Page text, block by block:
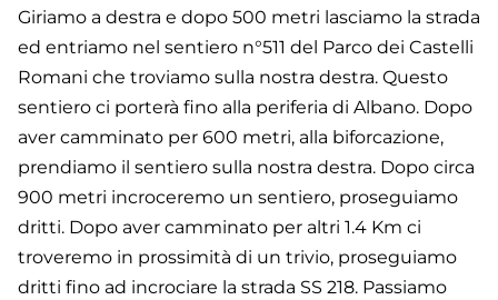
Giriamo a destra e dopo 500 metri lasciamo la strada
ed entriamo nel sentiero n°511 del Parco dei Castelli
Romani che troviamo sulla nostra destra. Questo
sentiero ci porterà fino alla periferia di Albano. Dopo
aver camminato per 600 metri, alla biforcazione,
prendiamo il sentiero sulla nostra destra. Dopo circa
900 metri incroceremo un sentiero, proseguiamo
dritti. Dopo aver camminato per altri 1.4 Km ci
troveremo in prossimità di un trivio, proseguiamo
dritti fino ad incrociare la strada SS 218. Passiamo